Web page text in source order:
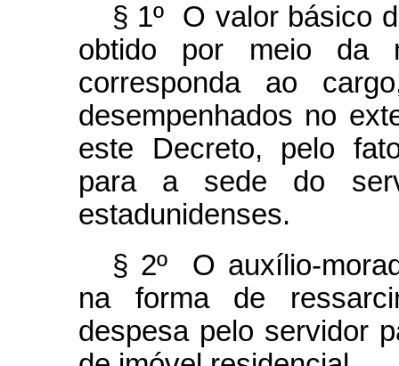
§ 1º O valor básico
obtido por meio da
corresponda ao
desempenhados no
este Decreto, pelo
para a sede do
estadunidenses.
§ 2º O auxílio-
na forma de
despesa pelo servidor